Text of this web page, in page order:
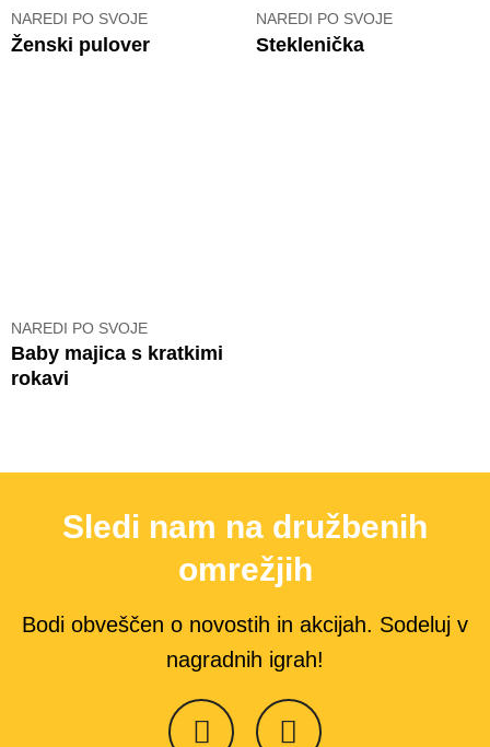
NAREDI PO SVOJE
Ženski pulover
NAREDI PO SVOJE
Steklenička
NAREDI PO SVOJE
Baby majica s kratkimi
rokavi
Sledi nam na družbenih
omrežjih
Bodi obveščen o novostih in akcijah. Sodeluj v
nagradnih igrah!